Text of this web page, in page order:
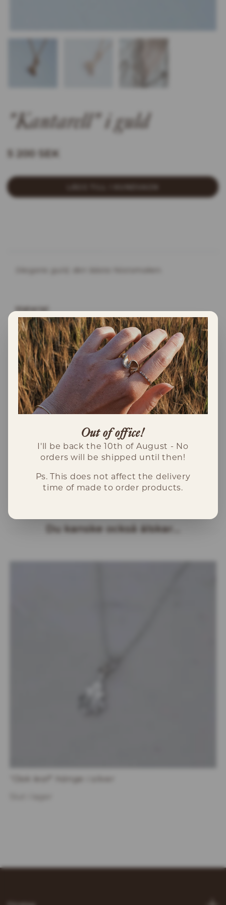
"Kantarell" i guld
5 200 SEK
Material
Detta hänge är gjort i 18K rödguld. Varje
kantarell är formad för hand och därför unik.
Detta hänge har en längd på ca 18mm.
Kantarellen är ca 10mm lång.
Kedja ingår EJ.
Tillverkning
Detta smycke är tillverkat i Sverige i
återvunnet guld.
Leverans
Detta hänge kommer skickas till dig inom
2-5 arbetsdagar.
"Oak leaf" hänge i silver
Out of office!
I'll be back the 10th of August - No
orders will be shipped until then!
Ps. This does not affect the delivery
time of made to order products.